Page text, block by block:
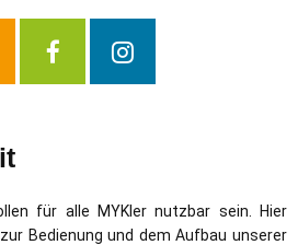
für alle MYKler nutzbar sein. Hier
Bedienung und dem Aufbau unserer